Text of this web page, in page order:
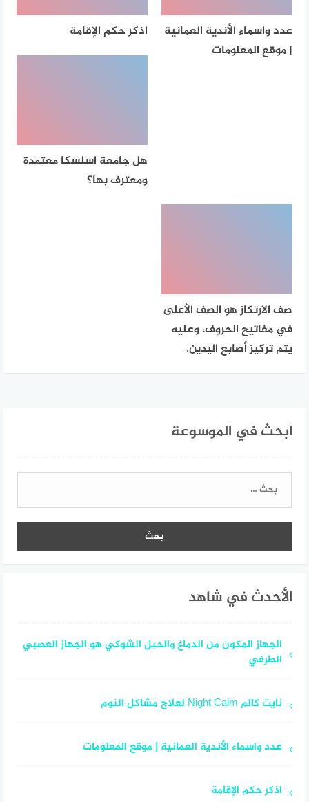
عدد واسماء الأندية العمانية
| موقع المعلومات
اذكر حكم الإقامة
هل جامعة اسلسكا معتمدة
ومعترف بها؟
صف الارتكاز هو الصف الأعلى
في مفاتيح الحروف، وعليه
يتم تركيز أصابع اليدين.
ابحث في الموسوعة
البحث
الأحدث في شاهد
الجهاز المكون من الدماغ والحبل الشوكي هو الجهاز العصبي
الطرفي
نايت كالم Night Calm لعلاج مشاكل النوم
عدد واسماء الأندية العمانية | موقع المعلومات
اذكر حكم الإقامة